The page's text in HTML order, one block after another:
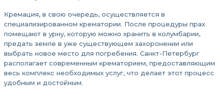
Кремация, в свою очередь, осуществляется в
специализированном крематории. После процедуры прах
помещают в урну, которую можно хранить в колумбарии,
предать земле в уже существующем захоронении или
выбрать новое место для погребения. Санкт-Петербург
располагает современным крематорием, предоставляющим
весь комплекс необходимых услуг, что делает этот процесс
удобным и достойным.